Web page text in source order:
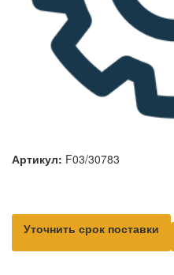
Артикул: F03/30783
Уточнить срок поставки